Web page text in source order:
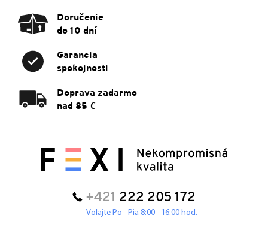
Doručenie
do 10 dní
Garancia
spokojnosti
Doprava zadarmo
nad 85 €
+421 222 205 172
Volajte Po - Pia 8:00 - 16:00 hod.